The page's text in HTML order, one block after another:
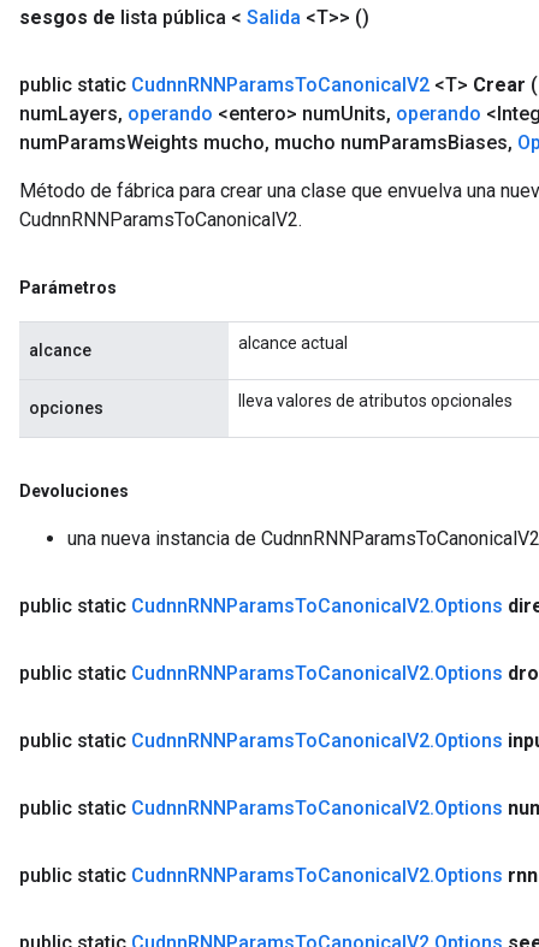
sesgos de lista pública < Salida <T>> ()
public static CudnnRNNParamsToCanonicalV2 <T> Crear
numLayers, operando <entero> numUnits, operando
numParamsWeights mucho, mucho numParamsBiases,
Método de fábrica para crear una clase que envuelva una
CudnnRNNParamsToCanonicalV2.
Parámetros
alcance alcance actual
opciones lleva valores de atributos opcionales
Devoluciones
una nueva instancia de CudnnRNNParamsToCanonicalV2
public static CudnnRNNParamsToCanonicalV2.Options
public static CudnnRNNParamsToCanonicalV2.Options
public static CudnnRNNParamsToCanonicalV2.Options
public static CudnnRNNParamsToCanonicalV2.Options
public static CudnnRNNParamsToCanonicalV2.Options rnn